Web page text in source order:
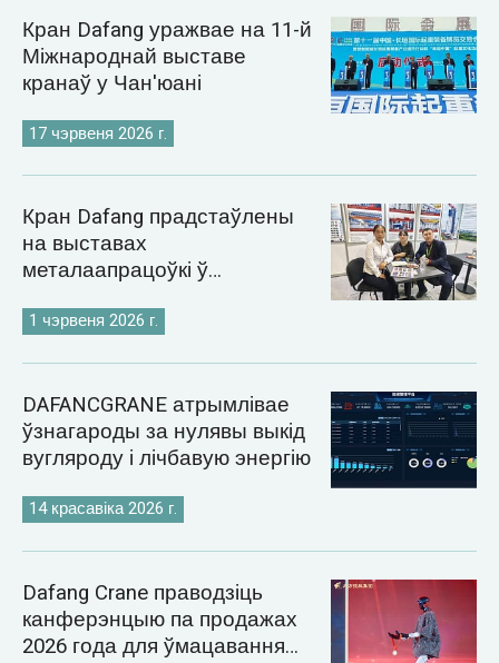
Кран Dafang уражвае на 11-й
Міжнароднай выставе
кранаў у Чан'юані
17 чэрвеня 2026 г.
Кран Dafang прадстаўлены
на выставах
металаапрацоўкі ў
2026 годзе
1 чэрвеня 2026 г.
DAFANCGRANE атрымлівае
ўзнагароды за нулявы выкід
вугляроду і лічбавую энергію
14 красавіка 2026 г.
Dafang Crane праводзіць
канферэнцыю па продажах
2026 года для ўмацавання